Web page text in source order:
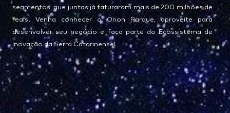
segmentos, que juntas já faturaram mais de 200 milhões de
reais. Venha conhecer o Orion Parque, aproveite para
desenvolver seu negócio e faça parte do Ecossistema de
Inovação da Serra Catarinense!